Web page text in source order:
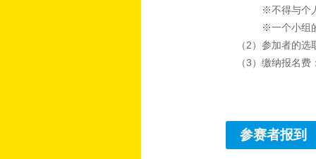
※不得与个
※一个小组
（2）参加者的
（3）缴纳报名
参赛者报到